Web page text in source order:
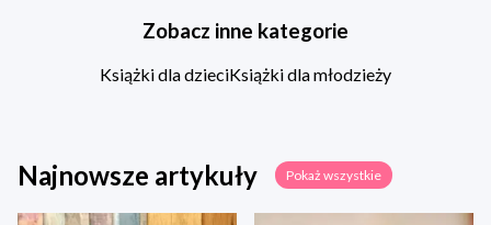
Zobacz inne kategorie
Książki dla dzieciKsiążki dla młodzieży
Najnowsze artykuły Pokaż wszystkie